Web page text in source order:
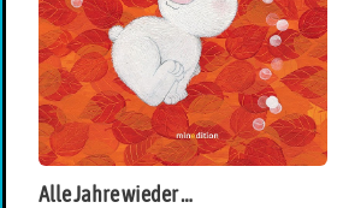
Alle Jahre wieder …